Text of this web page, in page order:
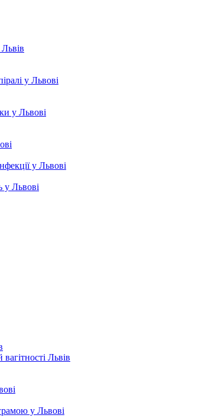
у Львові
у Львові
у Львові
у Львові
Львів
у Львові